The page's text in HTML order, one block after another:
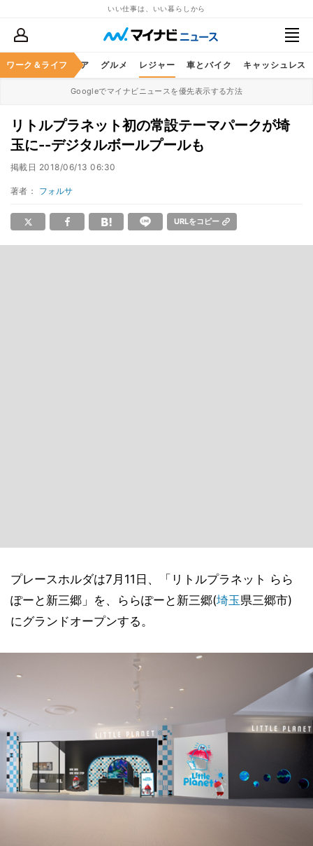
いい仕事は、いい暮らしから
ワーク＆ライフ
暮らし ヘルスケア グルメ レジャー 車とバイク キャッシュレス
Googleでマイナビニュースを優先表示する方法
リトルプラネット初の常設テーマパークが埼
玉に--デジタルボールプールも
掲載日 2018/06/13 06:30
著者： フォルサ
URLをコピー
プレースホルダは7月11日、「リトルプラネット らら
ぽーと新三郷」を、ららぽーと新三郷(埼玉県三郷市)
にグランドオープンする。